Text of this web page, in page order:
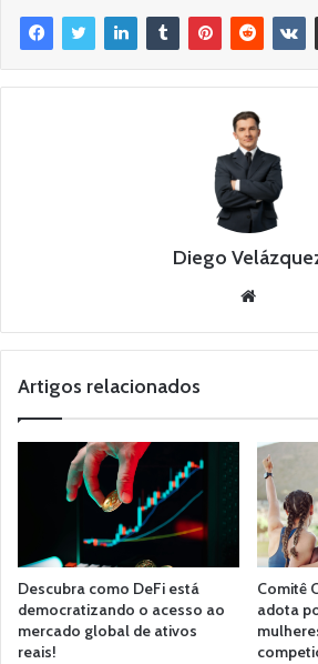
Diego
Website
Artigos relacionados
Descubra como DeFi está
democratizando o acesso ao
mercado global de ativos
reais!
Comitê
adota